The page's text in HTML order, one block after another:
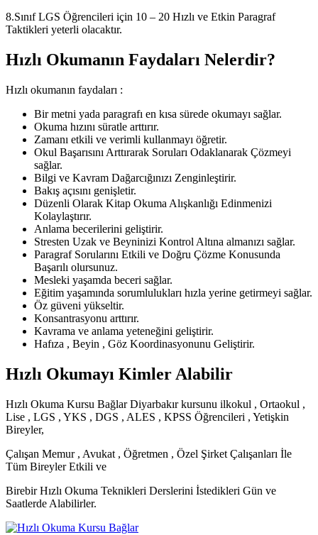
8.Sınıf LGS Öğrencileri için 10 – 20 Hızlı ve Etkin Paragraf
Taktikleri yeterli olacaktır.
Hızlı Okumanın Faydaları Nelerdir?
Hızlı okumanın faydaları :
Bir metni yada paragrafı en kısa sürede okumayı sağlar.
Okuma hızını süratle arttırır.
Zamanı etkili ve verimli kullanmayı öğretir.
Okul Başarısını Arttırarak Soruları Odaklanarak Çözmeyi
sağlar.
Bilgi ve Kavram Dağarcığınızı Zenginleştirir.
Bakış açısını genişletir.
Düzenli Olarak Kitap Okuma Alışkanlığı Edinmenizi
Kolaylaştırır.
Anlama becerilerini geliştirir.
Stresten Uzak ve Beyninizi Kontrol Altına almanızı sağlar.
Paragraf Sorularını Etkili ve Doğru Çözme Konusunda
Başarılı olursunuz.
Mesleki yaşamda beceri sağlar.
Eğitim yaşamında sorumlulukları hızla yerine getirmeyi sağlar.
Öz güveni yükseltir.
Konsantrasyonu arttırır.
Kavrama ve anlama yeteneğini geliştirir.
Hafıza , Beyin , Göz Koordinasyonunu Geliştirir.
Hızlı Okumayı Kimler Alabilir
Hızlı Okuma Kursu Bağlar Diyarbakır kursunu ilkokul , Ortaokul ,
Lise , LGS , YKS , DGS , ALES , KPSS Öğrencileri , Yetişkin
Bireyler,
Çalışan Memur , Avukat , Öğretmen , Özel Şirket Çalışanları İle
Tüm Bireyler Etkili ve
Birebir Hızlı Okuma Teknikleri Derslerini İstedikleri Gün ve
Saatlerde Alabilirler.